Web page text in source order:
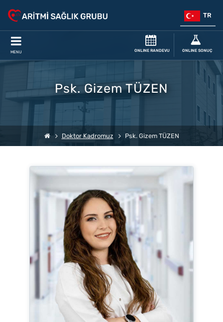
TR
MENU ONLINE RANDEVU ONLINE SONUÇ
Psk. Gizem TÜZEN
Doktor Kadromuz Psk. Gizem TÜZEN